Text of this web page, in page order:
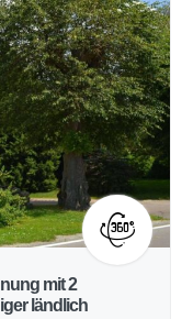
mit 2
ländlich